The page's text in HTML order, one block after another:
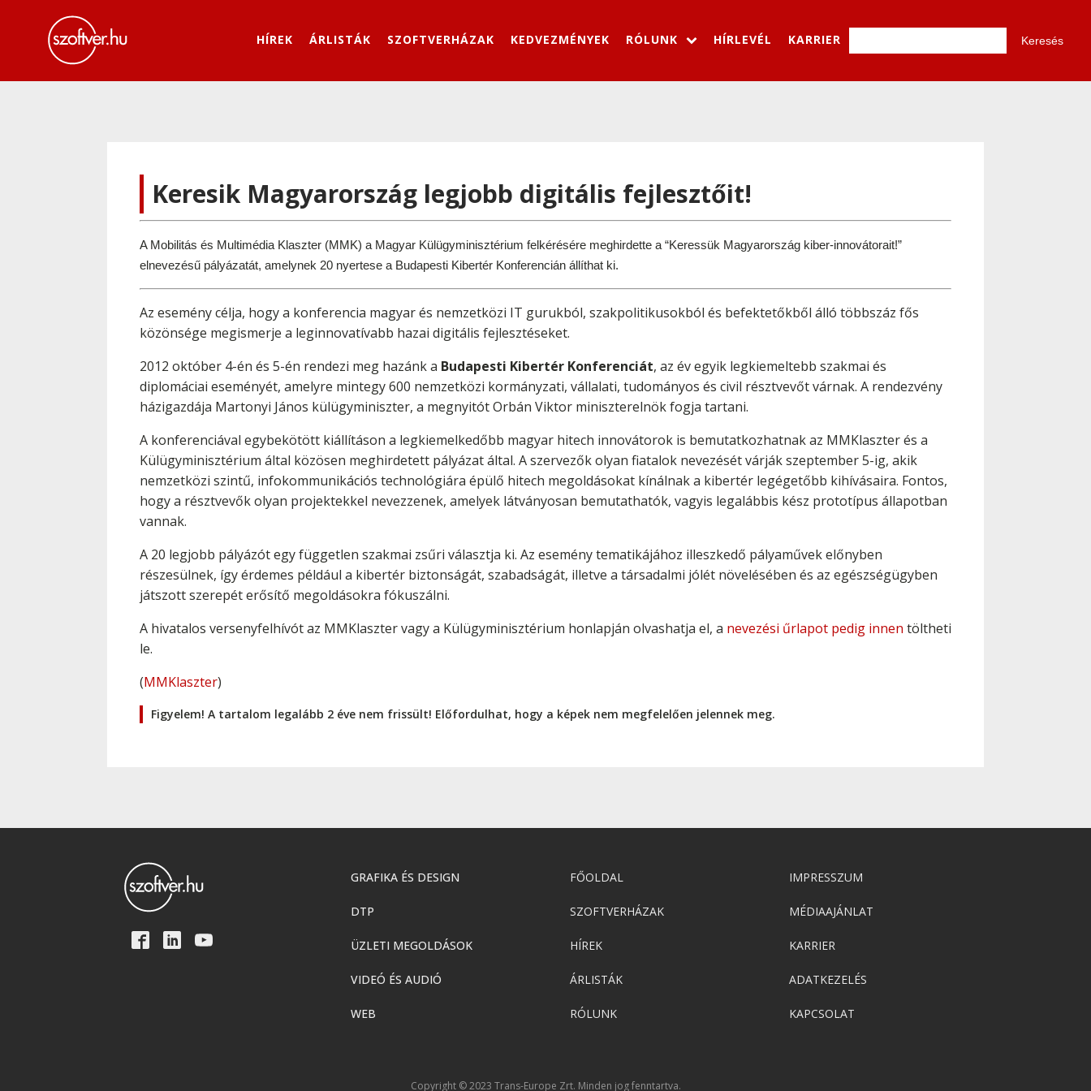
HÍREK ÁRLISTÁK SZOFTVERHÁZAK KEDVEZMÉNYEK RÓLUNK HÍRLEVÉL KARRIER
Keresik Magyarország legjobb digitális fejlesztőit!
A Mobilitás és Multimédia Klaszter (MMK) a Magyar Külügyminisztérium felkérésére meghirdette a “Keressük Magyarország kiber-innovátorait!”
elnevezésű pályázatát, amelynek 20 nyertese a Budapesti Kibertér Konferencián állíthat ki.
Az esemény célja, hogy a konferencia magyar és nemzetközi IT gurukból, szakpolitikusokból és befektetőkből álló többszáz fős
közönsége megismerje a leginnovatívabb hazai digitális fejlesztéseket.
2012 október 4-én és 5-én rendezi meg hazánk a Budapesti Kibertér Konferenciát, az év egyik legkiemeltebb szakmai és
diplomáciai eseményét, amelyre mintegy 600 nemzetközi kormányzati, vállalati, tudományos és civil résztvevőt várnak. A rendezvény
házigazdája Martonyi János külügyminiszter, a megnyitót Orbán Viktor miniszterelnök fogja tartani.
A konferenciával egybekötött kiállításon a legkiemelkedőbb magyar hitech innovátorok is bemutatkozhatnak az MMKlaszter és a
Külügyminisztérium által közösen meghirdetett pályázat által. A szervezők olyan fiatalok nevezését várják szeptember 5-ig, akik
nemzetközi szintű, infokommunikációs technológiára épülő hitech megoldásokat kínálnak a kibertér legégetőbb kihívásaira. Fontos,
hogy a résztvevők olyan projektekkel nevezzenek, amelyek látványosan bemutathatók, vagyis legalábbis kész prototípus állapotban
vannak.
A 20 legjobb pályázót egy független szakmai zsűri választja ki. Az esemény tematikájához illeszkedő pályaművek előnyben
részesülnek, így érdemes például a kibertér biztonságát, szabadságát, illetve a társadalmi jólét növelésében és az egészségügyben
játszott szerepét erősítő megoldásokra fókuszálni.
A hivatalos versenyfelhívót az MMKlaszter vagy a Külügyminisztérium honlapján olvashatja el, a nevezési űrlapot pedig innen töltheti
le.
(MMKlaszter)
Figyelem! A tartalom legalább 2 éve nem frissült! Előfordulhat, hogy a képek nem megfelelően jelennek meg.
GRAFIKA ÉS DESIGN
DTP
ÜZLETI MEGOLDÁSOK
VIDEÓ ÉS AUDIÓ
WEB
FŐOLDAL
SZOFTVERHÁZAK
HÍREK
ÁRLISTÁK
RÓLUNK
IMPRESSZUM
MÉDIAAJÁNLAT
KARRIER
ADATKEZELÉS
KAPCSOLAT
Copyright © 2023 Trans-Europe Zrt. Minden jog fenntartva.